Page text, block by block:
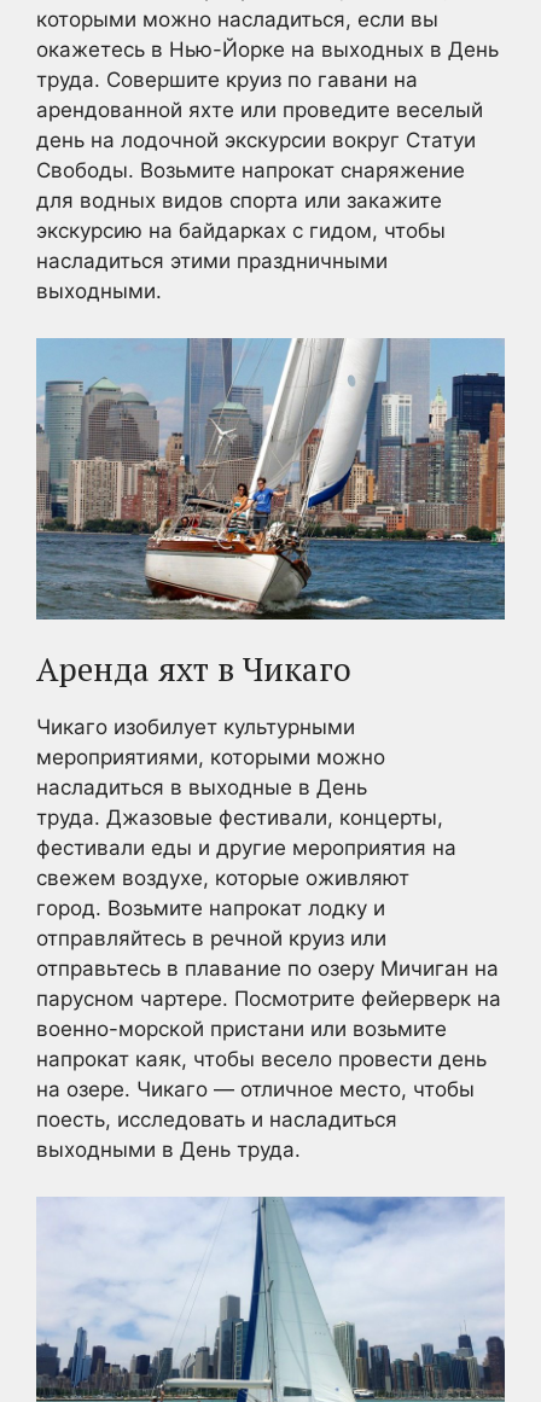
которыми можно насладиться, если вы
окажетесь в Нью-Йорке на выходных в День
труда. Совершите круиз по гавани на
арендованной яхте или проведите веселый
день на лодочной экскурсии вокруг Статуи
Свободы. Возьмите напрокат снаряжение
для водных видов спорта или закажите
экскурсию на байдарках с гидом, чтобы
насладиться этими праздничными
выходными.
Аренда яхт в Чикаго
Чикаго изобилует культурными
мероприятиями, которыми можно
насладиться в выходные в День
труда. Джазовые фестивали, концерты,
фестивали еды и другие мероприятия на
свежем воздухе, которые оживляют
город. Возьмите напрокат лодку и
отправляйтесь в речной круиз или
отправьтесь в плавание по озеру Мичиган на
парусном чартере. Посмотрите фейерверк на
военно-морской пристани или возьмите
напрокат каяк, чтобы весело провести день
на озере. Чикаго — отличное место, чтобы
поесть, исследовать и насладиться
выходными в День труда.